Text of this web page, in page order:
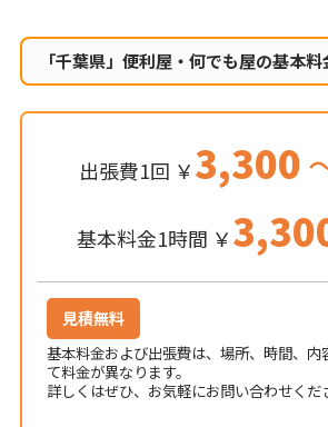
「千葉県」便利屋・何でも屋の基本料
出張費1回 ￥3,300
基本料金1時間 ￥
見積無料
基本料金および出張費は、場所、時間、内
て料金が異なります。
詳しくはぜひ、お気軽にお問い合わせくだ